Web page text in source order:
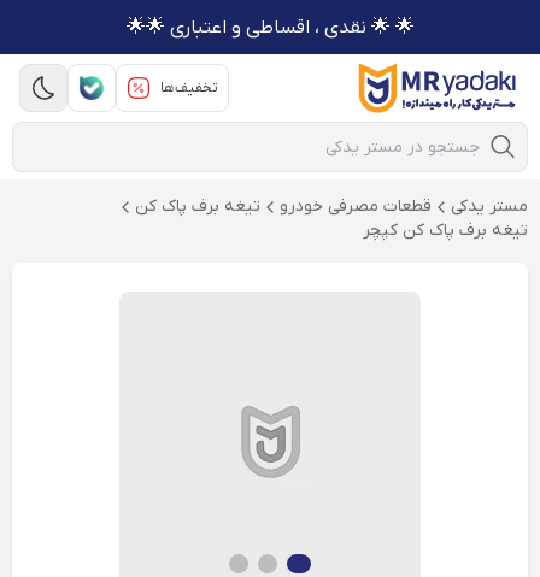
🌟 🌟 نقدی ، اقساطی و اعتباری 🌟🌟
تخفیف‌ها
Mobile Search
مستر یدکی قطعات مصرفی خودرو
تیغه برف پاک کن
تیغه برف پاک کن کپچر